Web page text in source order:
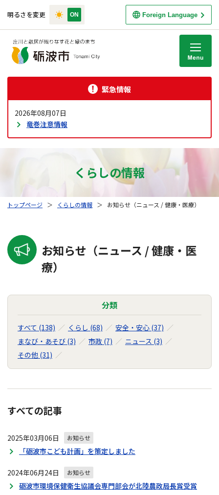
明るさを変更 Foreign Language
緊急情報
2026年08月07日
竜巻注意情報
くらしの情報
トップページ ＞ くらしの情報 ＞ お知らせ（ニュース / 健康・医療）
お知らせ（ニュース / 健康・医
療）
分類
すべて (138) くらし (68)
安全・安心 (37)
まなび・あそび (3)
市政 (7)
ニュース (3)
その他 (31)
すべての記事
2025年03月06日 お知らせ
「砺波市こども計画」を策定しました
2024年06月24日 お知らせ
砺波市環境保健衛生協議会専門部会が北陸農政局長賞受賞